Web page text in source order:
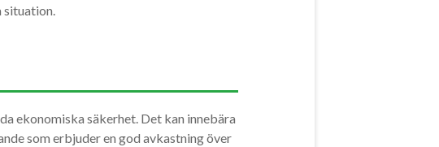
ekonomiska säkerhet. Det kan innebära
som erbjuder en god avkastning över